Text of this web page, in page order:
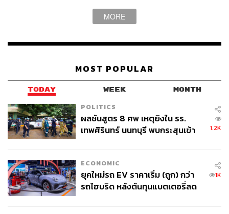
MORE
MOST POPULAR
TODAY WEEK MONTH
POLITICS
ผลชันสูตร 8 ศพ เหตุยิงใน รร.
เทพศิรินทร์ นนทบุรี พบกระสุนเข้า
1.2K
ECONOMIC
ยุคใหม่รถ EV ราคาเริ่ม (ถูก) กว่า
รถไฮบริด หลังต้นทุนแบตเตอรี่ลด
1K